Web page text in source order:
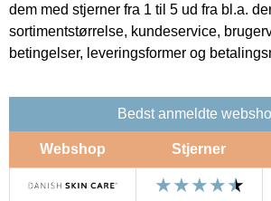
dem med stjerner fra 1 til 5 ud fra bl.a.
sortimentstørrelse, kundeservice,
betingelser, leveringsformer og
Bedst anmeldte
Webshop Stjerner